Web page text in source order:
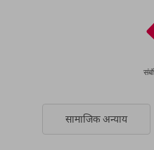
सामाजिक अन्याय